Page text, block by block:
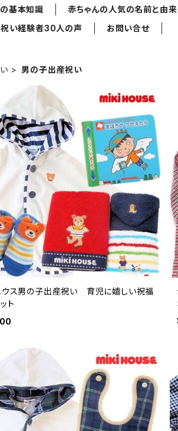
基本知識 赤ちゃんの人気の名前と由来
い経験者30人の声
お問い合せ
男の子出産祝い
ウス男の子出産祝い 育児に嬉しい祝福
ト